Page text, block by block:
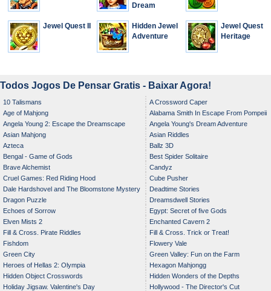
Dream
Jewel Quest II
Hidden Jewel
Adventure
Jewel Quest
Heritage
Todos Jogos De Pensar Gratis - Baixar Agora!
10 Talismans
A Crossword Caper
Age of Mahjong
Alabama Smith In Escape From Pompeii
Angela Young 2: Escape the Dreamscape
Angela Young's Dream Adventure
Asian Mahjong
Asian Riddles
Azteca
Ballz 3D
Bengal - Game of Gods
Best Spider Solitaire
Brave Alchemist
Candyz
Cruel Games: Red Riding Hood
Cube Pusher
Dale Hardshovel and The Bloomstone Mystery
Deadtime Stories
Dragon Puzzle
Dreamsdwell Stories
Echoes of Sorrow
Egypt: Secret of five Gods
Elven Mists 2
Enchanted Cavern 2
Fill & Cross. Pirate Riddles
Fill & Cross. Trick or Treat!
Fishdom
Flowery Vale
Green City
Green Valley: Fun on the Farm
Heroes of Hellas 2: Olympia
Hexagon Mahjongg
Hidden Object Crosswords
Hidden Wonders of the Depths
Holiday Jigsaw. Valentine's Day
Hollywood - The Director's Cut